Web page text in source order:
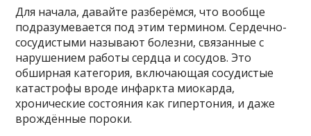
Для начала, давайте разберёмся, что вообще
подразумевается под этим термином. Сердечно-
сосудистыми называют болезни, связанные с
нарушением работы сердца и сосудов. Это
обширная категория, включающая сосудистые
катастрофы вроде инфаркта миокарда,
хронические состояния как гипертония, и даже
врождённые пороки.